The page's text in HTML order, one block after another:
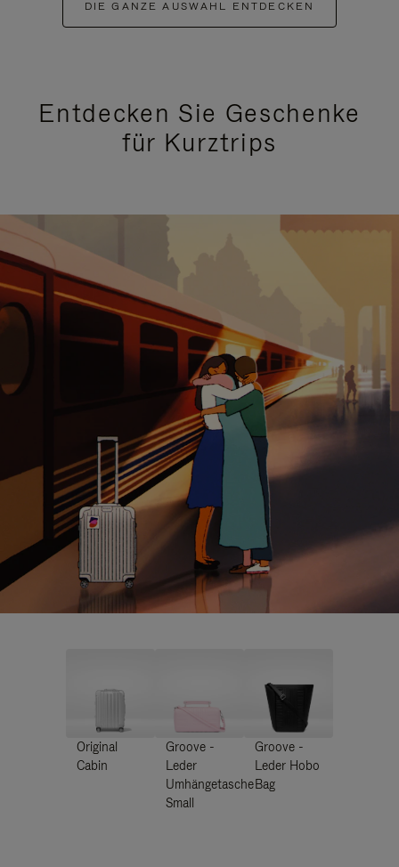
DIE GANZE AUSWAHL ENTDECKEN
Entdecken Sie Geschenke
für Kurztrips
Original
Cabin
Groove -
Leder
Umhängetasche
Small
Groove -
Leder Hobo
Bag